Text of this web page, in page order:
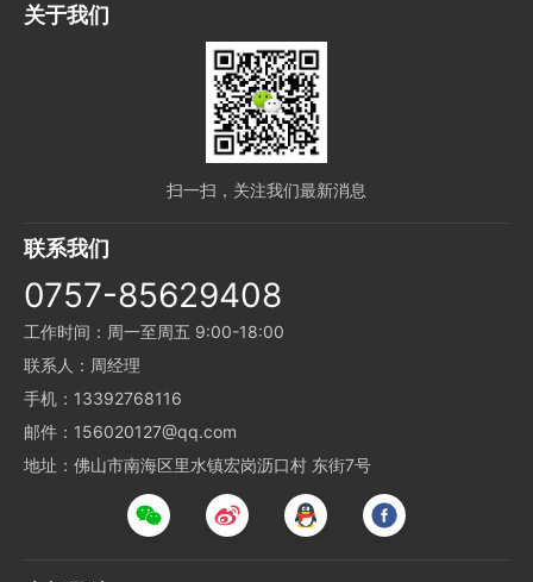
关于我们
扫一扫，关注我们最新消息
联系我们
0757-85629408
工作时间：周一至周五 9:00-18:00
联系人：周经理
手机：13392768116
邮件：156020127@qq.com
地址：佛山市南海区里水镇宏岗沥口村 东街7号